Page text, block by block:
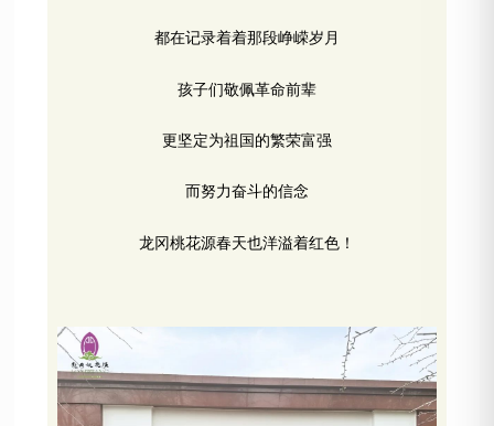
都在记录着着那段峥嵘岁月
孩子们敬佩革命前辈
更坚定为祖国的繁荣富强
而努力奋斗的信念
龙冈桃花源春天也洋溢着红色！